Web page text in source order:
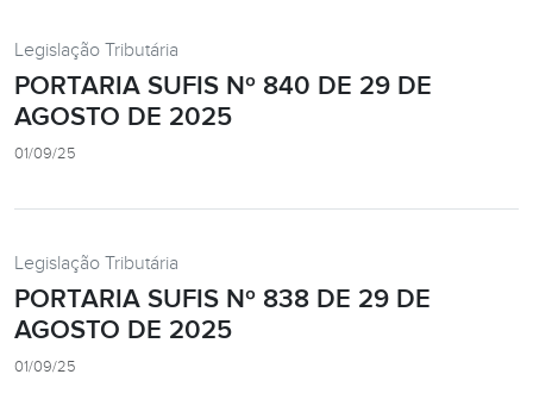
Legislação Tributária
PORTARIA SUFIS Nº 840 DE 29 DE
AGOSTO DE 2025
01/09/25
Legislação Tributária
PORTARIA SUFIS Nº 838 DE 29 DE
AGOSTO DE 2025
01/09/25